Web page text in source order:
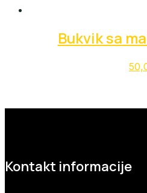
Bukvik sa
Kontakt informacije